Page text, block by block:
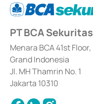
PT BCA Sekuritas
Menara BCA 41st Floor,
Grand Indonesia
Jl. MH Thamrin No. 1
Jakarta 10310